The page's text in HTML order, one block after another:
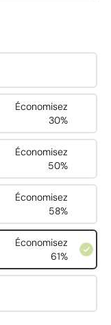
Économisez
30%
Économisez
50%
Économisez
58%
Économisez
61%